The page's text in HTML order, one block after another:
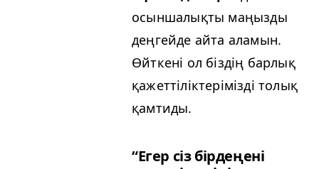
осыншалықты маңызды
деңгейде айта аламын.
Өйткені ол біздің барлық
қажеттіліктерімізді толық
қамтиды.
“Егер сіз бірдеңені